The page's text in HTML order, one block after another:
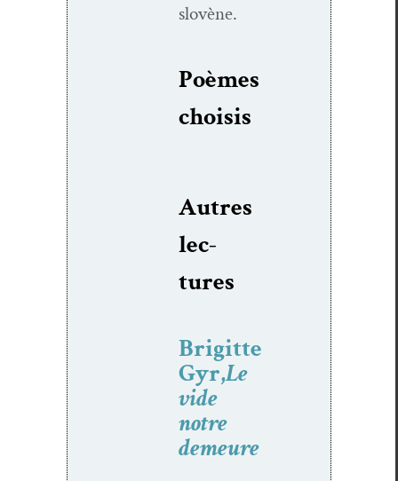
slovène.
Poèmes
choi­sis
Autres
lec­
tures
Brigitte
Gyr,Le
vide
notre
demeure